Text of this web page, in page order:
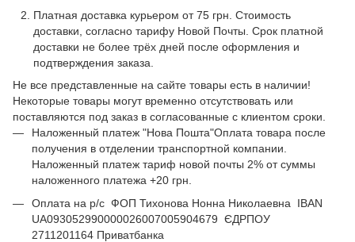
Платная доставка курьером от 75 грн. Стоимость
доставки, согласно тарифу Новой Почты. Срок платной
доставки не более трёх дней после оформления и
подтверждения заказа.
Не все представленные на сайте товары есть в наличии!
Некоторые товары могут временно отсутствовать или
поставляются под заказ в согласованные с клиентом сроки.
Наложенный платеж "Нова Пошта"Оплата товара после
получения в отделении транспортной компании.
Наложенный платеж тариф новой почты 2% от суммы
наложенного платежа +20 грн.
Оплата на р/с ФОП Тихонова Нонна Николаевна IBAN
UA093052990000026007005904679 ЄДРПОУ
2711201164 Приватбанка